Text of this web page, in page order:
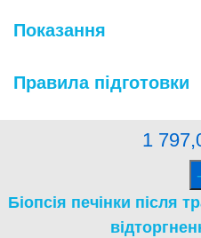
Показання
Правила підготовки
1
Біопсія печінки після